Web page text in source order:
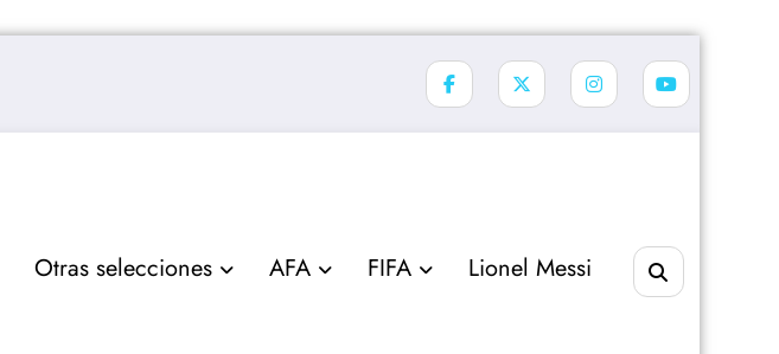
Otras selecciones AFA FIFA Lionel Messi